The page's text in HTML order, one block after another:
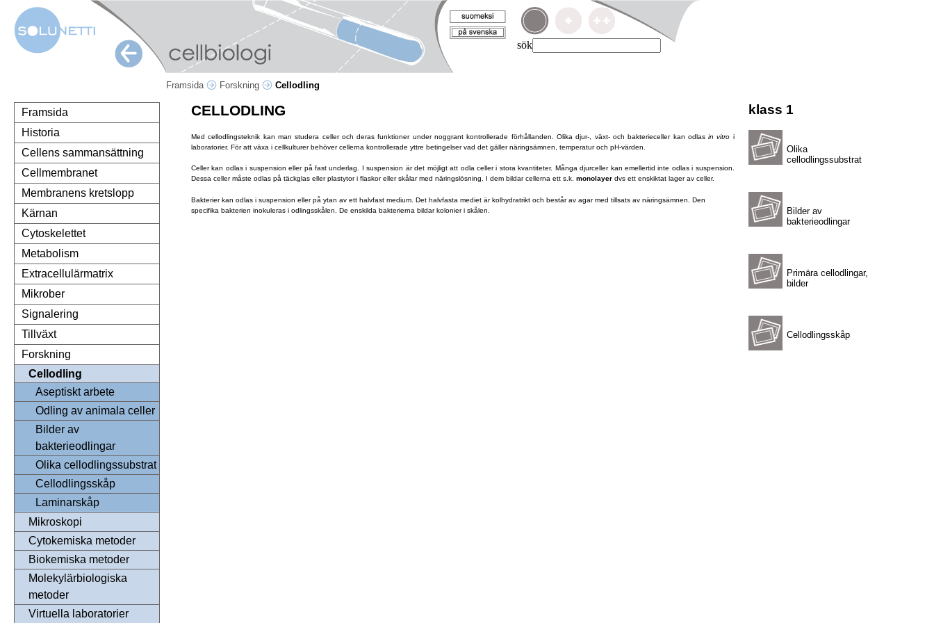
sök
Framsida Forskning Cellodling
Framsida
Historia
Cellens sammansättning
Cellmembranet
Membranens kretslopp
Kärnan
Cytoskelettet
Metabolism
Extracellulärmatrix
Mikrober
Signalering
Tillväxt
Forskning
Cellodling
Aseptiskt arbete
Odling av animala celler
Bilder av
bakterieodlingar
Olika cellodlingssubstrat
Cellodlingsskåp
Laminarskåp
Mikroskopi
Cytokemiska metoder
Biokemiska metoder
Molekylärbiologiska
metoder
Virtuella laboratorier
klass 1
Olika
cellodlingssubstrat
Bilder av
bakterieodlingar
Primära cellodlingar,
bilder
Cellodlingsskåp
CELLODLING
Med cellodlingsteknik kan man studera celler och deras funktioner under noggrant kontrollerade förhållanden. Olika djur-, växt- och bakterieceller kan odlasin vitro i
laboratorier. För att växa i cellkulturer behöver cellerna kontrollerade yttre betingelser vad det gäller näringsämnen, temperatur och pH-värden.
Celler kan odlas i suspension eller på fast underlag. I suspension är det möjligt att odla celler i stora kvantiteter. Många djurceller kan emellertid inte odlas i suspension.
Dessa celler måste odlas på täckglas eller plastytor i flaskor eller skålar med näringslösning. I dem bildar cellerna ett s.k. monolayer dvs ett enskiktat lager av celler.
Bakterier kan odlas i suspension eller på ytan av ett halvfast medium. Det halvfasta mediet är kolhydratrikt och består av agar med tillsats av näringsämnen. Den
specifika bakterien inokuleras i odlingsskålen. De enskilda bakterierna bildar kolonier i skålen.